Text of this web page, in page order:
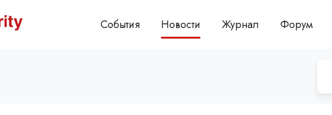
События Новости Журнал Форум